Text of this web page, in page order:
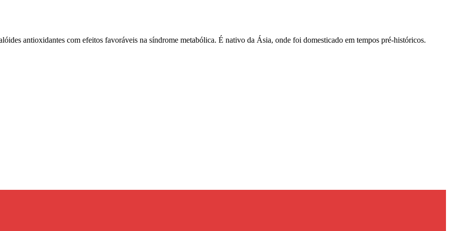
antioxidantes com efeitos favoráveis ​​na síndrome metabólica. É nativo da Ásia, onde foi domesticado em tempos pré-históricos.